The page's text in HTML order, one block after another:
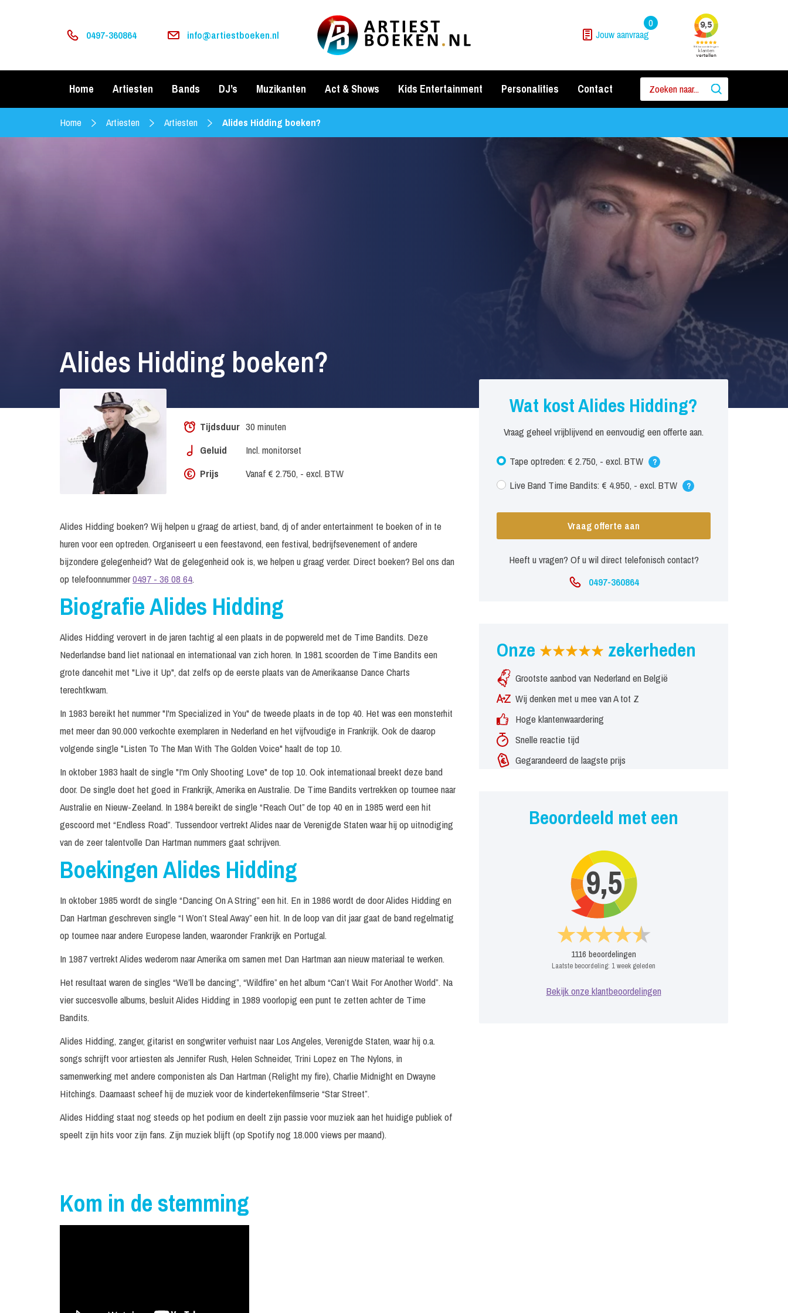
0497-360864 info@artiestboeken.nl Jouw aanvraag
0
Home Artiesten Bands DJ’s Muzikanten Act & Shows Kids Entertainment Personalities Contact
Home Artiesten Artiesten Alides Hidding boeken?
Alides Hidding boeken?
Tijdsduur 30 minuten
Geluid
Incl. monitorset
Prijs
Vanaf € 2.750, - excl. BTW
Alides Hidding boeken? Wij helpen u graag de artiest, band, dj of ander entertainment te boeken of in te
huren voor een optreden. Organiseert u een feestavond, een festival, bedrijfsevenement of andere
bijzondere gelegenheid? Wat de gelegenheid ook is, we helpen u graag verder. Direct boeken? Bel ons dan
op telefoonnummer0497 - 36 08 64.
Biografie Alides Hidding
Alides Hidding verovert in de jaren tachtig al een plaats in de popwereld met de Time Bandits. Deze
Nederlandse band liet nationaal en internationaal van zich horen. In 1981 scoorden de Time Bandits een
grote dancehit met "Live it Up", dat zelfs op de eerste plaats van de Amerikaanse Dance Charts
terechtkwam.
In 1983 bereikt het nummer "I'm Specialized in You" de tweede plaats in de top 40. Het was een monsterhit
met meer dan 90.000 verkochte exemplaren in Nederland en het vijfvoudige in Frankrijk. Ook de daarop
volgende single "Listen To The Man With The Golden Voice" haalt de top 10.
In oktober 1983 haalt de single "I'm Only Shooting Love" de top 10. Ook internationaal breekt deze band
door. De single doet het goed in Frankrijk, Amerika en Australie. De Time Bandits vertrekken op tournee naar
Australie en Nieuw-Zeeland. In 1984 bereikt de single “Reach Out” de top 40 en in 1985 werd een hit
gescoord met “Endless Road”. Tussendoor vertrekt Alides naar de Verenigde Staten waar hij op uitnodiging
van de zeer talentvolle Dan Hartman nummers gaat schrijven.
Boekingen Alides Hidding
In oktober 1985 wordt de single “Dancing On A String” een hit. En in 1986 wordt de door Alides Hidding en
Dan Hartman geschreven single “I Won’t Steal Away” een hit. In de loop van dit jaar gaat de band regelmatig
op tournee naar andere Europese landen, waaronder Frankrijk en Portugal.
In 1987 vertrekt Alides wederom naar Amerika om samen met Dan Hartman aan nieuw materiaal te werken.
Het resultaat waren de singles “We’ll be dancing”, “Wildfire” en het album “Can’t Wait For Another World”. Na
vier succesvolle albums, besluit Alides Hidding in 1989 voorlopig een punt te zetten achter de Time
Bandits.
Alides Hidding, zanger, gitarist en songwriter verhuist naar Los Angeles, Verenigde Staten, waar hij o.a.
songs schrijft voor artiesten als Jennifer Rush, Helen Schneider, Trini Lopez en The Nylons, in
samenwerking met andere componisten als Dan Hartman (Relight my fire), Charlie Midnight en Dwayne
Hitchings. Daarnaast scheef hij de muziek voor de kindertekenfilmserie “Star Street”.
Alides Hidding staat nog steeds op het podium en deelt zijn passie voor muziek aan het huidige publiek of
speelt zijn hits voor zijn fans. Zijn muziek blijft (op Spotify nog 18.000 views per maand).
Kom in de stemming
Wat kost Alides Hidding?
Vraag geheel vrijblijvend en eenvoudig een offerte aan.
Tape optreden: € 2.750, - excl. BTW ?
Live Band Time Bandits: € 4.950, - excl. BTW ?
Vraag offerte aan
Heeft u vragen? Of u wil direct telefonisch contact?
0497-360864
Onze zekerheden
Grootste aanbod van Nederland en België
Wij denken met u mee van A tot Z
Hoge klantenwaardering
Snelle reactie tijd
Gegarandeerd de laagste prijs
Beoordeeld met een
9,5
1116 beoordelingen
Laatste beoordeling: 1 week geleden
Bekijk onze klantbeoordelingen